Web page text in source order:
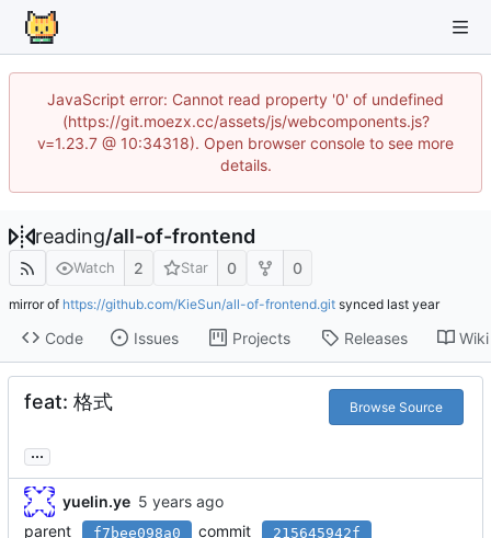
JavaScript error: Cannot read property '0' of undefined
(https://git.moezx.cc/assets/js/webcomponents.js?
v=1.23.7 @ 10:34318). Open browser console to see more
details.
reading/all-of-frontend
Watch 2 Star 0 0
mirror of https://github.com/KieSun/all-of-frontend.git synced
Code Issues Projects Releases Wiki
feat: 格式 Browse Source
...
yuelin.ye
parent
f7bee098a0 commit 215645942f